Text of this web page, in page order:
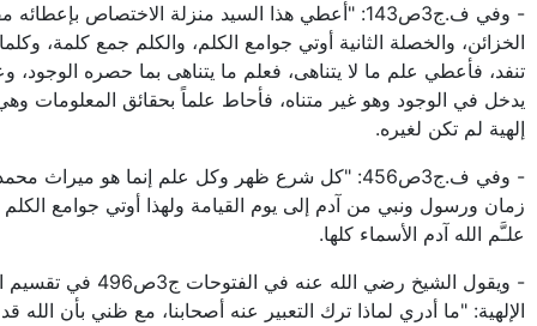
- وفي ف.ج3ص143: "أعطي هذا السيد منزلة الاختصاص بإعطائه
الخزائن، والخصلة الثانية أوتي جوامع الكلم، والكلم جمع كلمة،
تنفد، فأعطي علم ما لا يتناهى، فعلم ما يتناهى بما حصره الوجود،
يدخل في الوجود وهو غير متناه، فأحاط علماً بحقائق المعلومات
إلهية لم تكن لغيره.
- وفي ف.ج3ص456: "كل شرع ظهر وكل علم إنما هو ميراث
زمان ورسول ونبي من آدم إلى يوم القيامة ولهذا أوتي جوامع الكلم
علـَّم الله آدم الأسماء كلها.
- ويقول الشيخ رضي الله عنه في
الإلهية: "ما أدري لماذا ترك التعبير عنه أصحابنا، مع ظني بأن